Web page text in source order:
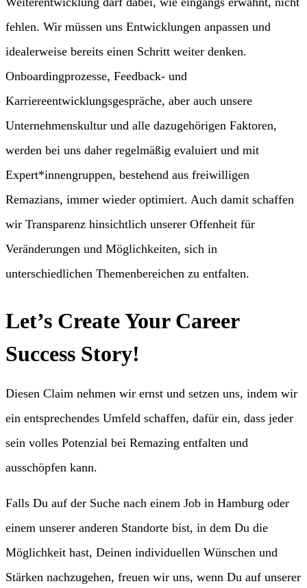
fehlen. Wir müssen uns Entwicklungen anpassen und
idealerweise bereits einen Schritt weiter denken.
Onboardingprozesse, Feedback- und
Karriereentwicklungsgespräche, aber auch unsere
Unternehmenskultur und alle dazugehörigen Faktoren,
werden bei uns daher regelmäßig evaluiert und mit
Expert*innengruppen, bestehend aus freiwilligen
Remazians, immer wieder optimiert. Auch damit schaffen
wir Transparenz hinsichtlich unserer Offenheit für
Veränderungen und Möglichkeiten, sich in
unterschiedlichen Themenbereichen zu entfalten.
Let’s Create Your Career
Success Story!
Diesen Claim nehmen wir ernst und setzen uns, indem wir
ein entsprechendes Umfeld schaffen, dafür ein, dass jeder
sein volles Potenzial bei Remazing entfalten und
ausschöpfen kann.
Falls Du auf der Suche nach einem Job in Hamburg oder
einem unserer anderen Standorte bist, in dem Du die
Möglichkeit hast, Deinen individuellen Wünschen und
Stärken nachzugehen, freuen wir uns, wenn Du auf unserer